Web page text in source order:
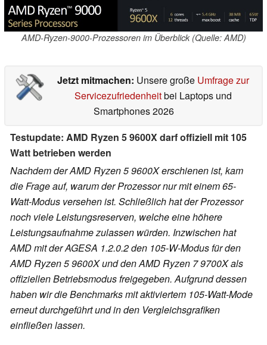
AMD-Ryzen-9000-Prozessoren im Überblick (Quelle: AMD)
Jetzt mitmachen: Unsere große Umfrage zur
Servicezufriedenheitbei Laptops und
Smartphones 2026
Testupdate: AMD Ryzen 5 9600X darf offiziell mit 105
Watt betrieben werden
Nachdem der AMD Ryzen 5 9600X erschienen ist, kam
die Frage auf, warum der Prozessor nur mit einem 65-
Watt-Modus versehen ist. Schließlich hat der Prozessor
noch viele Leistungsreserven, welche eine höhere
Leistungsaufnahme zulassen würden. Inzwischen hat
AMD mit der AGESA 1.2.0.2 den 105-W-Modus für den
AMD Ryzen 5 9600X und den AMD Ryzen 7 9700X als
offiziellen Betriebsmodus freigegeben. Aufgrund dessen
haben wir die Benchmarks mit aktiviertem 105-Watt-Mode
erneut durchgeführt und in den Vergleichsgrafiken
einfließen lassen.